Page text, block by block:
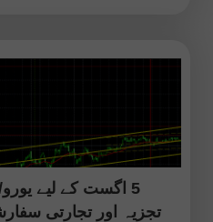
5 اگست کے لیے
تجزیہ اور تجارتی